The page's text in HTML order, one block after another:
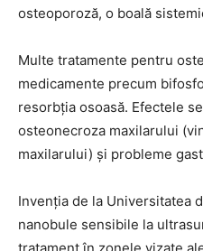
osteoporoză, o boală
Multe tratamente pentru
medicamente precum
resorbția osoasă. Efectele
osteonecroza maxilarului
maxilarului) și probleme
Invenția de la Universitatea
nanobule sensibile la